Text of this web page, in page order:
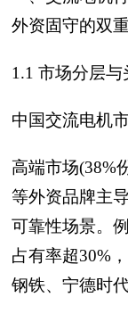
外资固守的双
1.1 市场分层
中国交流电机
高端市场(38%
等外资品牌主
可靠性场景。
占有率超30%
钢铁、宁德时